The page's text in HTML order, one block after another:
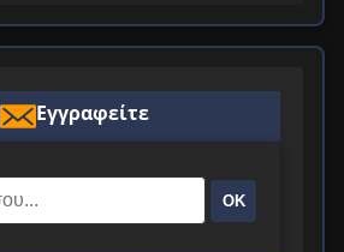
Εγγραφείτε
ΟΚ